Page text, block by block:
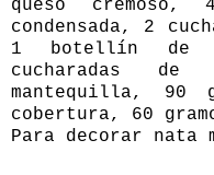
queso cremoso,
condensada, 2
1 botellín de
cucharadas
mantequilla, 90
cobertura, 60
Para decorar nata